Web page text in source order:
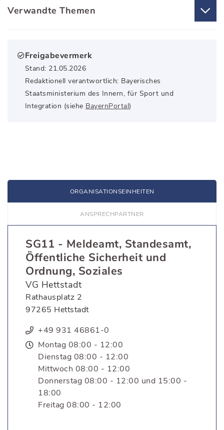
Verwandte Themen
Freigabevermerk
Stand: 21.05.2026
Redaktionell verantwortlich: Bayerisches
Staatsministerium des Innern, für Sport und
Integration (siehe BayernPortal)
ORGANISATIONS­EINHEITEN
ANSPRECH­PARTNER
SG11 - Meldeamt, Standesamt,
Öffentliche Sicherheit und
Ordnung, Soziales
VG Hettstadt
Rathausplatz 2
97265 Hettstadt
+49 931 46861-0
Montag 08:00 - 12:00
Dienstag 08:00 - 12:00
Mittwoch 08:00 - 12:00
Donnerstag 08:00 - 12:00 und 15:00 -
18:00
Freitag 08:00 - 12:00